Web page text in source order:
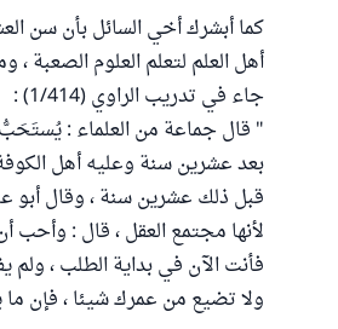
كما أبشرك أخي السائل بأن سن
أهل العلم لتعلم العلوم الصعبة
جاء في تدريب الراوي (1/414) :
" قال جماعة من العلماء :
بعد عشرين سنة وعليه أهل
قبل ذلك عشرين سنة ، وقال أبو
لأنها مجتمع العقل ، قال : وأحب
فأنت الآن في بداية الطلب ،
ولا تضيع من عمرك شيئا ، فإن ما